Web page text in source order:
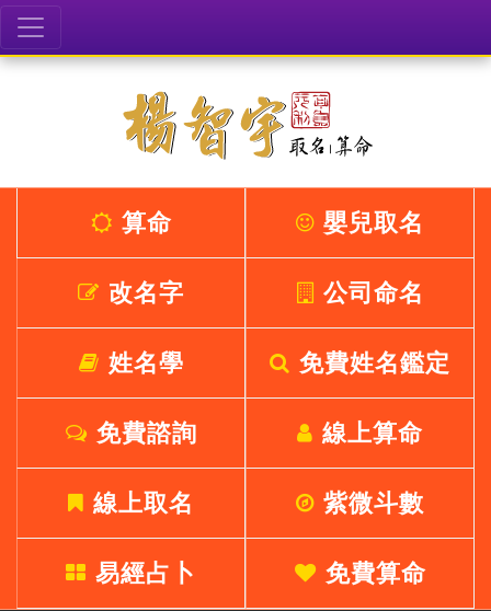
算命 嬰兒取名
改名字 公司命名
姓名學 免費姓名鑑定
免費諮詢 線上算命
線上取名 紫微斗數
易經占卜 免費算命